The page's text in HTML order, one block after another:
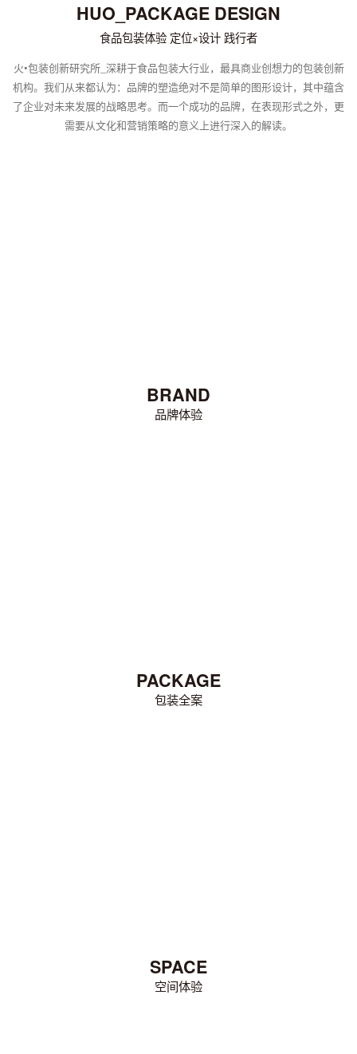
HUO_PACKAGE DESIGN
食品包装体验 定位×设计 践行者
火•包装创新研究所_深耕于食品包装大行业，最具商业创想力的包装创新
机构。我们从来都认为：品牌的塑造绝对不是简单的图形设计，其中蕴含
了企业对未来发展的战略思考。而一个成功的品牌，在表现形式之外，更
需要从文化和营销策略的意义上进行深入的解读。
BRAND
品牌体验
PACKAGE
包装全案
SPACE
空间体验